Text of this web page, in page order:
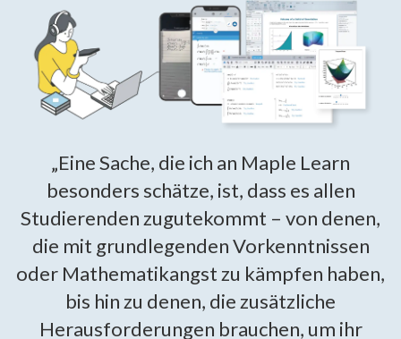
„Eine Sache, die ich an Maple Learn
besonders schätze, ist, dass es allen
Studierenden zugutekommt – von denen,
die mit grundlegenden Vorkenntnissen
oder Mathematikangst zu kämpfen haben,
bis hin zu denen, die zusätzliche
Herausforderungen brauchen, um ihr